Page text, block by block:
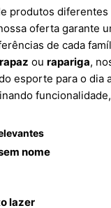
produtos diferentes
oferta garante
de cada
ou rapariga,
esporte para o dia
nome
lazer